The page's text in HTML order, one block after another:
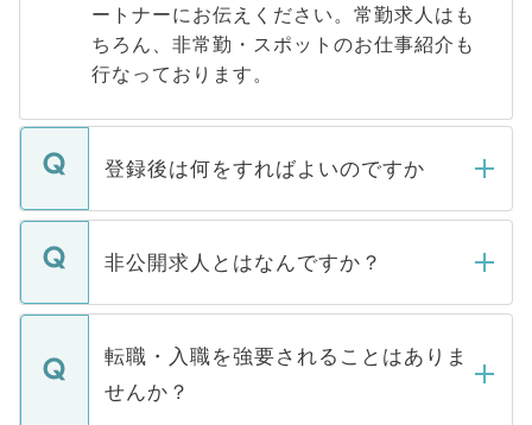
ートナーにお伝えください。常勤求人はも
ちろん、非常勤・スポットのお仕事紹介も
行なっております。
登録後は何をすればよいのですか
ご登録いただきましたら、弊社担当者がご
登録内容を確認し、その後メールもしくは
ます。通常、5営業日以内にはご連絡をせて
いただきますので、しばらくお待ちくださ
い。
非公開求人とはなんですか？
マイナビDOCTORで取り扱っている求人の
うち約3割は、Webサイトからご覧いただ
けない「非公開求人」です。非公開求人は
下記の理由によって、一般には公開してい
転職・入職を強要されることはありま
せんか？